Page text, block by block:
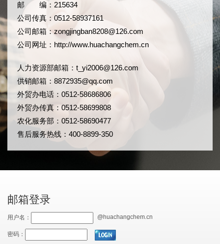
邮 编：215634
公司传真：0512-58937161
公司邮箱： zongjingban8208@126.com
公司网址： http://www.huachangchem.cn
人力资源部邮箱： t_yi2006@126.com
供销邮箱：8872935@qq.com
外贸办电话：0512-58686806
外贸办传真：0512-58699808
农化服务部：0512-58690477
售后服务热线：400-8899-350
邮箱登录
用户名： @huachangchem.cn
密码：